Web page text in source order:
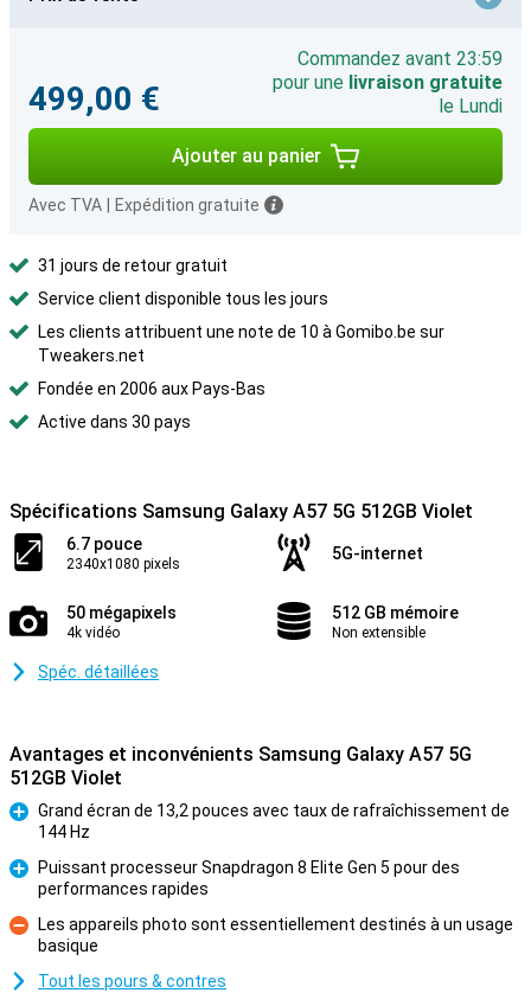
499,00 €
Commandez avant 23:59
pour une livraison gratuite
le Lundi
Ajouter au panier
Avec TVA Expédition gratuite
31 jours de retour gratuit
Service client disponible tous les jours
Les clients attribuent une note de 10 à Gomibo.be sur
Tweakers.net
Fondée en 2006 aux Pays-Bas
Active dans 30 pays
Spécifications Samsung Galaxy A57 5G 512GB Violet
6.7 pouce
2340x1080 pixels
5G-internet
50 mégapixels
4k vidéo
512 GB mémoire
Non extensible
Spéc. détaillées
Avantages et inconvénients Samsung Galaxy A57 5G
512GB Violet
Pour
Grand écran de 13,2 pouces avec taux de rafraîchissement de
144 Hz
Pour
Puissant processeur Snapdragon 8 Elite Gen 5 pour des
performances rapides
Contre
Les appareils photo sont essentiellement destinés à un usage
basique
Tout les pours & contres